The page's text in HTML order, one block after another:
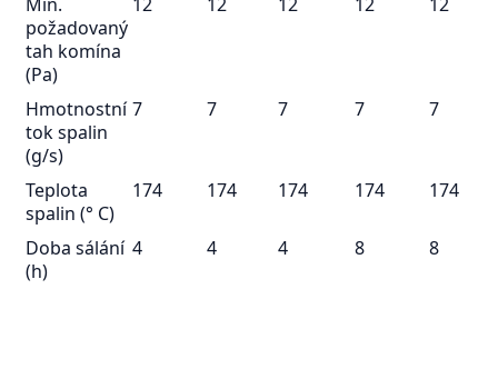
požadovaný
tah komína
(Pa)
Hmotnostní
tok spalin
(g/s)
7 7 7 7 7
Teplota
spalin (° C)
174 174 174 174 174
Doba sálání
(h)
4 4 4 8 8